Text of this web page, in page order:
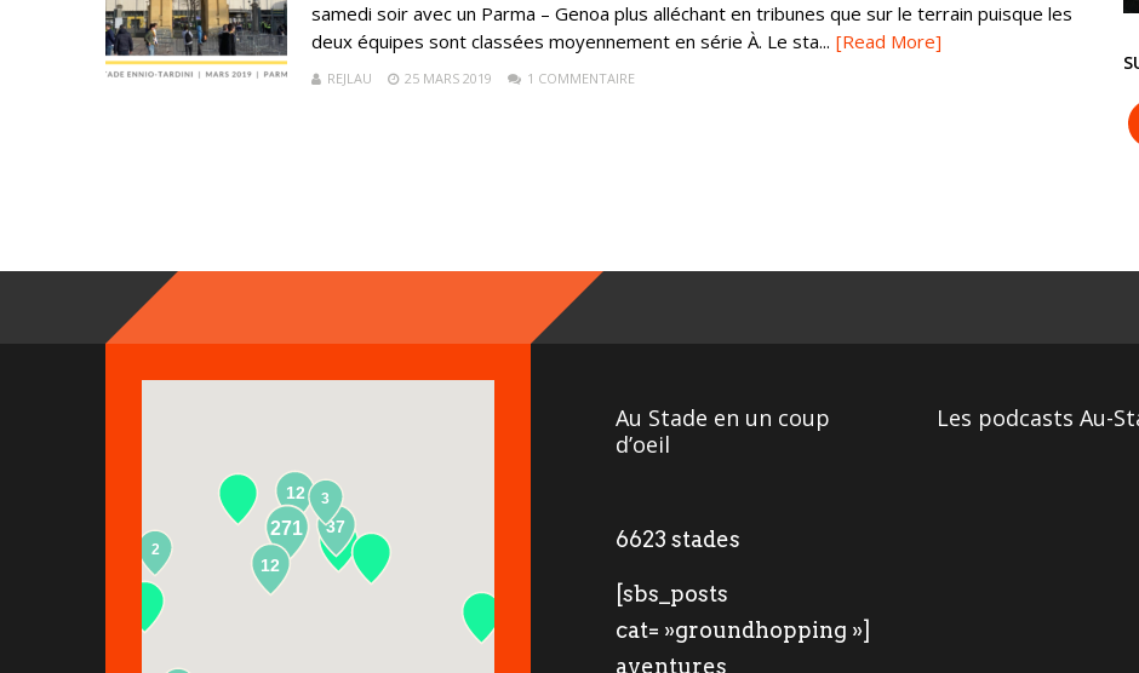
samedi soir avec un Parma – Genoa plus alléchant en tribunes que sur le terrain puisque les
deux équipes sont classées moyennement en série À. Le sta... [Read More]
REJLAU 25 MARS 2019 1 COMMENTAIRE
12
271 37
2
12
3
Au Stade en un coup
d’oeil
6623 stades
[sbs_posts
cat= »groundhopping »]
aventures
Les podcasts Au-